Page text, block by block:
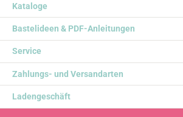
Kataloge
Bastelideen & PDF-Anleitungen
Service
Zahlungs- und Versandarten
Ladengeschäft